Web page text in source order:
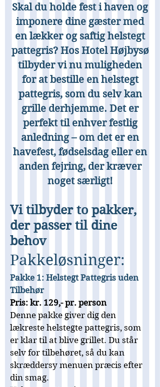
Skal du holde fest i haven og
imponere dine gæster med
en lækker og saftig helstegt
pattegris? Hos Hotel Højbysø
tilbyder vi nu muligheden
for at bestille en helstegt
pattegris, som du selv kan
grille derhjemme. Det er
perfekt til enhver festlig
anledning – om det er en
havefest, fødselsdag eller en
anden fejring, der kræver
noget særligt!
Vi tilbyder to pakker,
der passer til dine
behov
Pakkeløsninger:
Pakke 1: Helstegt Pattegris uden
Tilbehør
Pris: kr. 129,- pr. person
Denne pakke giver dig den
lækreste helstegte pattegris, som
er klar til at blive grillet. Du står
selv for tilbehøret, så du kan
skræddersy menuen præcis efter
din smag.